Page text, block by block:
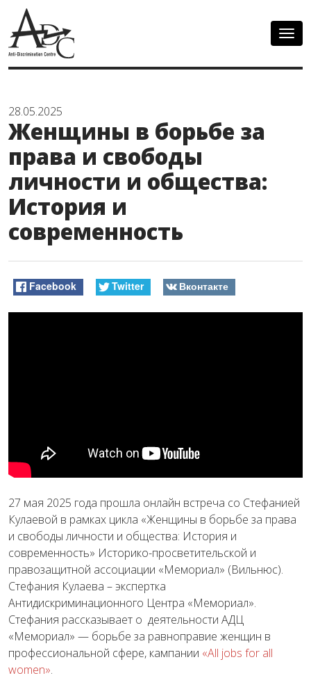
28.05.2025
Женщины в борьбе за
права и свободы
личности и общества:
История и
современность
Facebook Twitter Вконтакте
27 мая 2025 года прошла онлайн встреча cо Стефанией
Кулаевой в рамках цикла «Женщины в борьбе за права
и свободы личности и общества: История и
современность» Историко-просветительской и
правозащитной ассоциации «Мемориал» (Вильнюс).
Стефания Кулаева – экспертка
Антидискриминационного Центра «Мемориал».
Стефания рассказывает о деятельности АДЦ
«Мемориал» — борьбе за равноправие женщин в
профессиональной сфере, кампании «All jobs for all
women».